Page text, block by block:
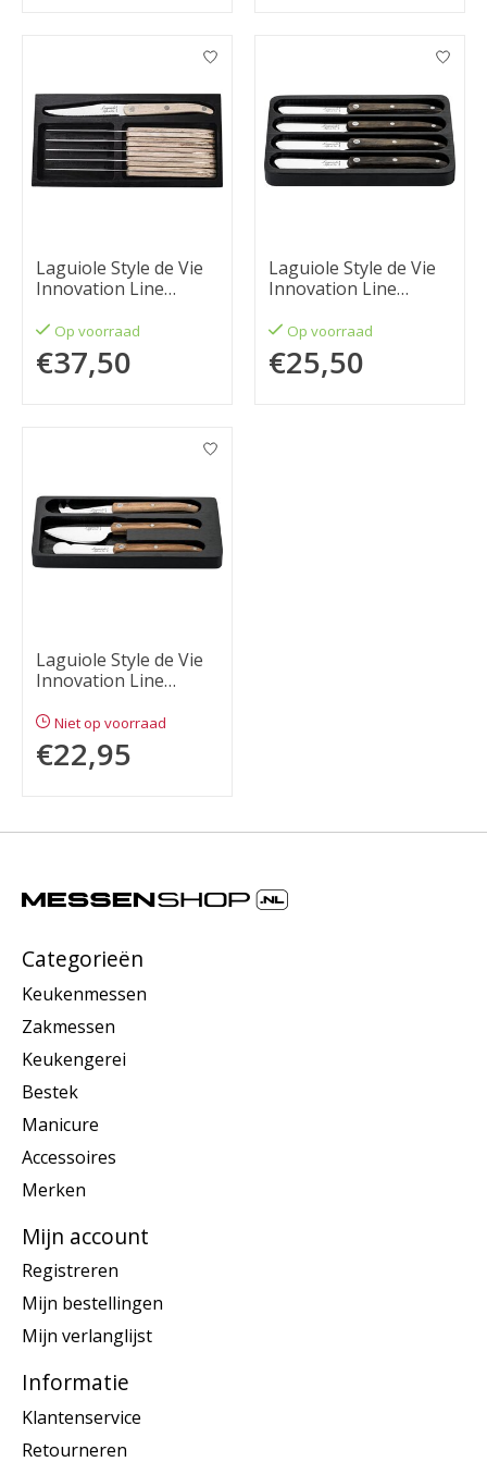
Laguiole Style de Vie
Innovation Line
delig eikenhout
Op voorraad
€37,50
Laguiole Style de Vie
Innovation Line
4) grijs
Op voorraad
€25,50
Laguiole Style de Vie
Innovation Line
delig Eikenhout
Niet op voorraad
€22,95
Categorieën
Keukenmessen
Zakmessen
Keukengerei
Bestek
Manicure
Accessoires
Merken
Mijn account
Registreren
Mijn bestellingen
Mijn verlanglijst
Informatie
Klantenservice
Retourneren